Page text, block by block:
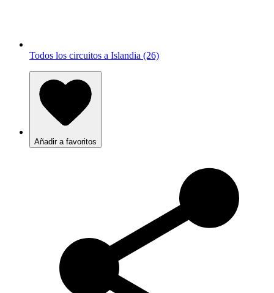
Todos los circuitos a Islandia (26)
Añadir a favoritos